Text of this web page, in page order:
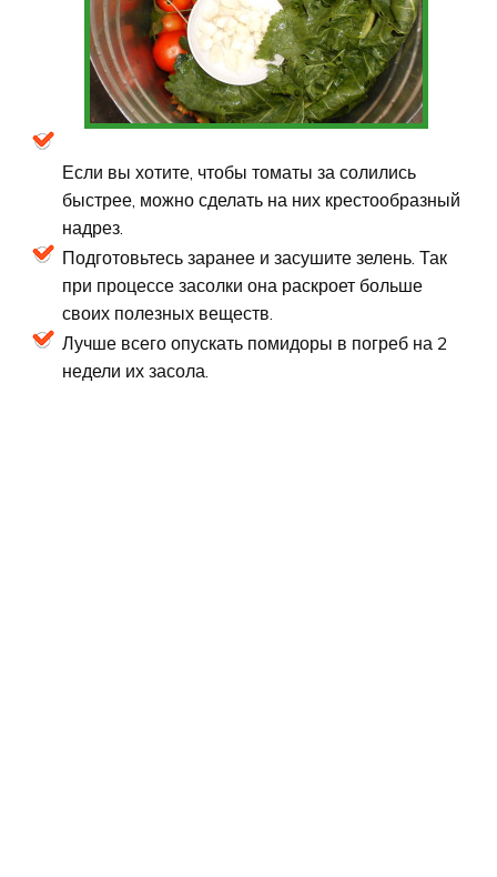
Если вы хотите, чтобы томаты за солились
быстрее, можно сделать на них крестообразный
надрез.
Подготовьтесь заранее и засушите зелень. Так
при процессе засолки она раскроет больше
своих полезных веществ.
Лучше всего опускать помидоры в погреб на 2
недели их засола.